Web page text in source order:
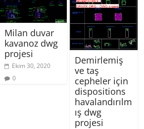
Milan duvar
kavanoz dwg
projesi
Ekim 30, 2020
0
Demirlemiş
ve taş
cepheler için
dispositions
havalandırılm
ış dwg
projesi